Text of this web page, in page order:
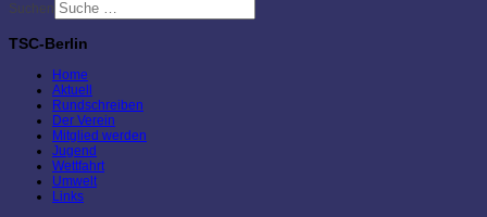
Suchen
TSC-Berlin
Home
Aktuell
Rundschreiben
Der Verein
Mitglied werden
Jugend
Wettfahrt
Umwelt
Links